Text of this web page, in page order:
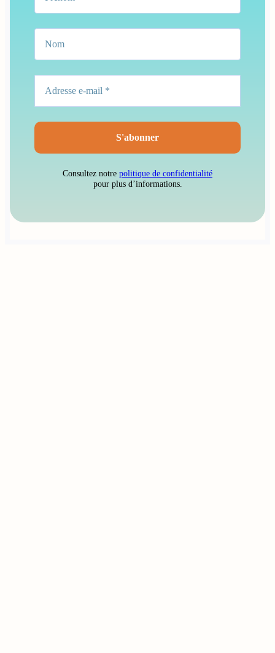
Consultez notre politique de confidentialité
pour plus d’informations.